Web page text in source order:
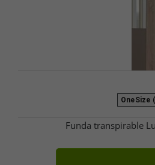
OneSize
Funda transpirable